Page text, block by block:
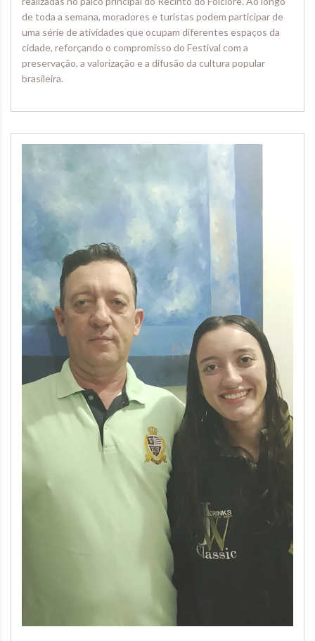
de toda a semana, moradores e turistas podem participar de
uma série de atividades que ocupam diferentes espaços da
cidade, reforçando o compromisso do Festival com a
preservação, a valorização e a difusão da cultura popular
brasileira.